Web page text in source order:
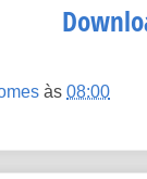
às 08:00